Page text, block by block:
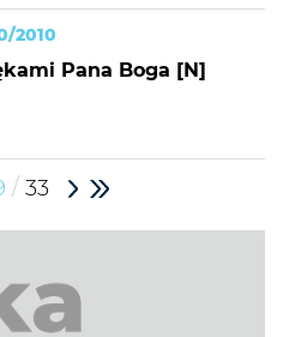
2010
Pana Boga [N]
/ 33